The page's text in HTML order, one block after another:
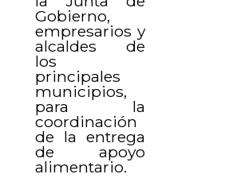
Gobierno,
empresarios y
alcaldes de
los
principales
municipios,
para la
coordinación
de la entrega
de apoyo
alimentario.